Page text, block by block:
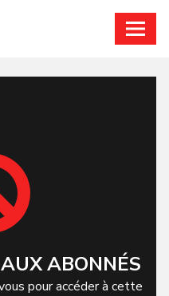
ABONNÉS
pour accéder à cette